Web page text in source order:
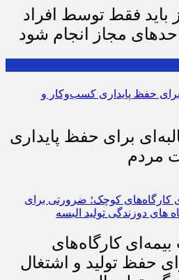
باید فقط توسط افراد
مجاز انجام شود
برای حفظ پایداری
مردم
کارگاه‌های
حفظ تولید و اشتغال